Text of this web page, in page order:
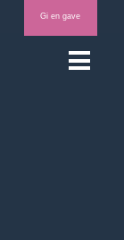
Gi en gave